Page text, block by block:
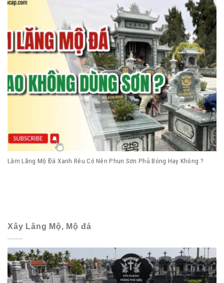
Làm Lăng Mộ Đá Xanh Rêu Có Nên Phun Sơn Phủ Bóng Hay Không ?
Xây Lăng Mộ, Mộ đá